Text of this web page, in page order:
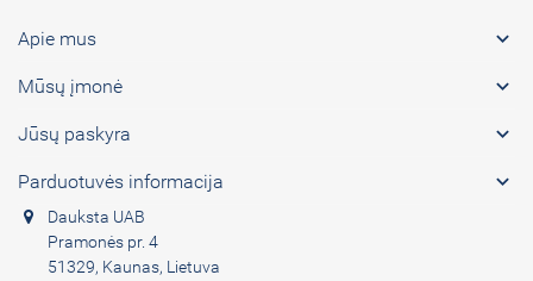
Apie mus 
Mūsų įmonė 
Jūsų paskyra 
Parduotuvės informacija 
Dauksta UAB
Pramonės pr. 4
51329, Kaunas, Lietuva